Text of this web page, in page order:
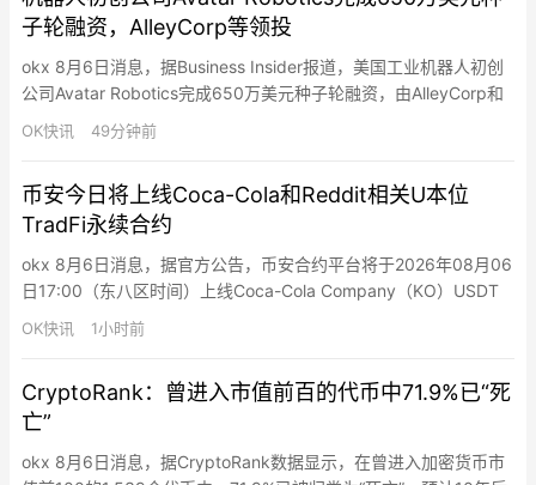
子轮融资，AlleyCorp等领投
okx 8月6日消息，据Business Insider报道，美国工业机器人初创
公司Avatar Robotics完成650万美元种子轮融资，由AlleyCorp和
Defy.vc领投，Headline和Henry Ford III等参投。该公司让操作员
通过Meta Quest头显和手柄远程控制机器人，在仓库中执行拣货和
OK快讯 49分钟前
币安今日将上线Coca-Cola和Reddit相关U本位
TradFi永续合约
okx 8月6日消息，据官方公告，币安合约平台将于2026年08月06
日17:00（东八区时间）上线Coca-Cola Company（KO）USDT
永续合约，17:05上线Reddit（RDDT）USDT永续合约，均支持最
高20倍杠杆。
OK快讯 1小时前
CryptoRank：曾进入市值前百的代币中71.9%已“死
亡”
okx 8月6日消息，据CryptoRank数据显示，在曾进入加密货币市